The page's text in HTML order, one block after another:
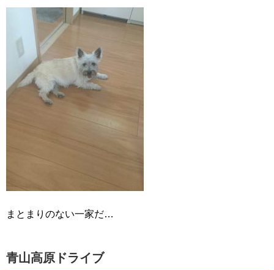
まとまりのない一家だ…
青山高原ドライブ